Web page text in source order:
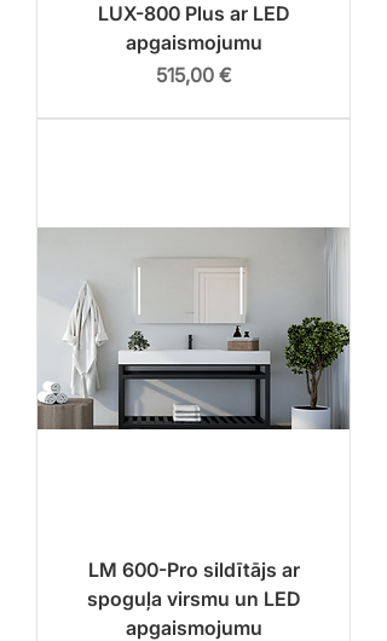
LUX-800 Plus ar LED
apgaismojumu
Cena
515,00 €
LM 600-Pro sildītājs ar
spoguļa virsmu un LED
apgaismojumu